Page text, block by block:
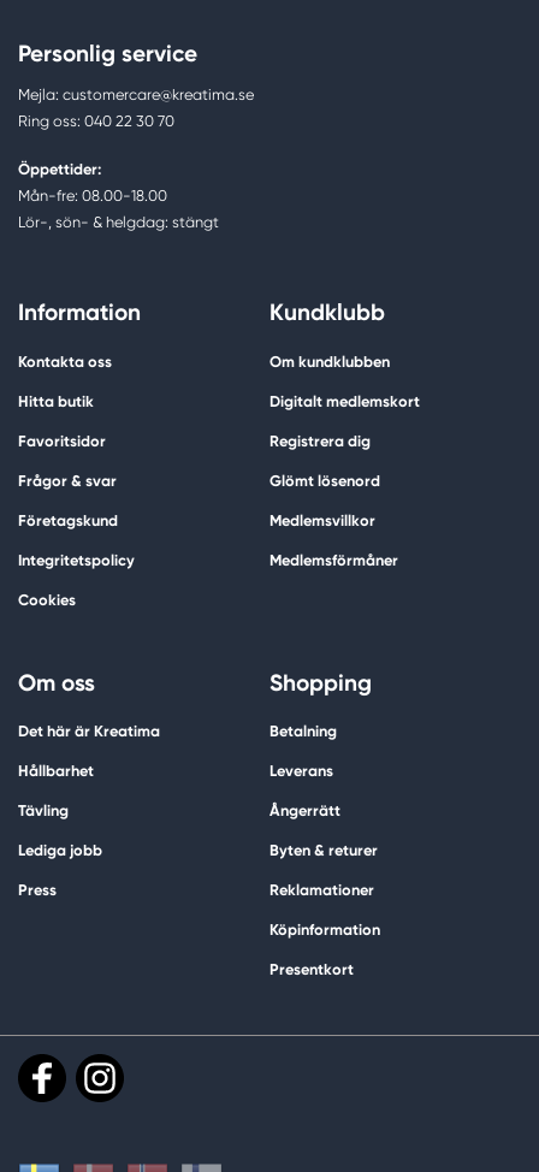
Personlig service
Mejla: customercare@kreatima.se
Ring oss: 040 22 30 70
Öppettider:
Mån-fre: 08.00-18.00
Lör-, sön- & helgdag: stängt
Information
Kontakta oss
Hitta butik
Favoritsidor
Frågor & svar
Företagskund
Integritetspolicy
Cookies
Kundklubb
Om kundklubben
Digitalt medlemskort
Registrera dig
Glömt lösenord
Medlemsvillkor
Medlemsförmåner
Om oss
Det här är Kreatima
Hållbarhet
Tävling
Lediga jobb
Press
Shopping
Betalning
Leverans
Ångerrätt
Byten & returer
Reklamationer
Köpinformation
Presentkort